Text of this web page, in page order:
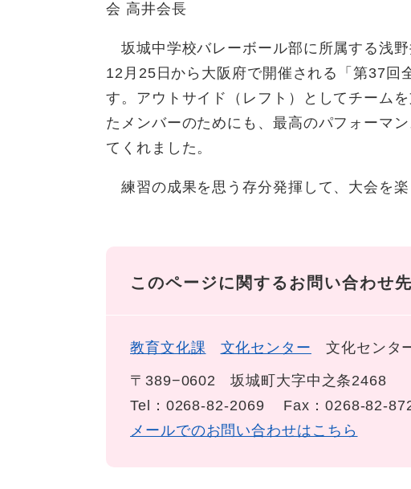
会 高井会長
坂城中学校バレーボール部に所属する浅
12月25日から大阪府で開催される「第37回
す。アウトサイド（レフト）としてチーム
たメンバーのためにも、最高のパフォーマ
てくれました。
練習の成果を思う存分発揮して、大会を楽
このページに関するお問い合わせ先
教育文化課 文化センター 文化センタ
〒389−0602
坂城町大字中之条2468
Tel：0268-82-2069
Fax：0268-82-
メールでのお問い合わせはこちら